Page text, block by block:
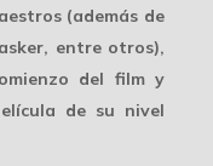
(además de
entre otros),
del film y
de su nivel